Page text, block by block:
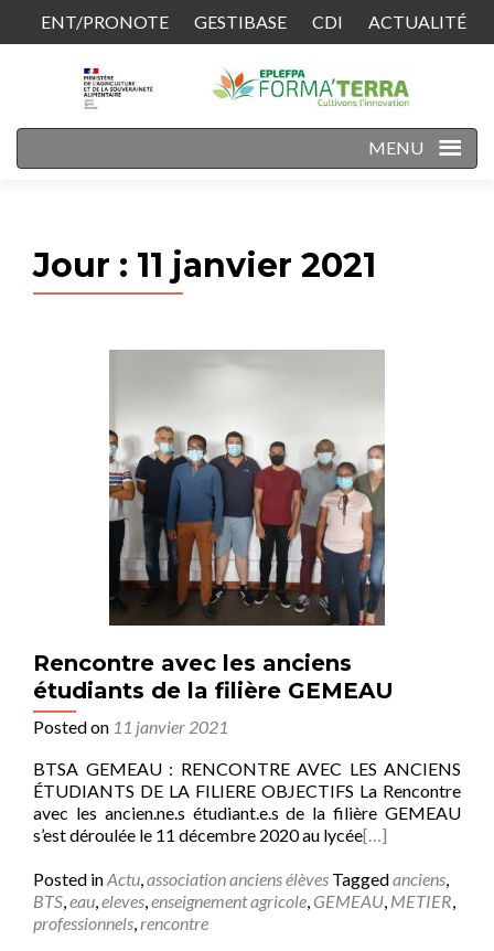
ENT/PRONOTE GESTIBASE CDI ACTUALITÉ
MENU
Jour : 11 janvier 2021
Rencontre avec les anciens
étudiants de la filière GEMEAU
Posted on 11 janvier 2021
BTSA GEMEAU : RENCONTRE AVEC LES ANCIENS
ÉTUDIANTS DE LA FILIERE OBJECTIFS La Rencontre
avec les ancien.ne.s étudiant.e.s de la filière GEMEAU
s’est déroulée le 11 décembre 2020 au lycée[…]
Posted inActu,association anciens élèves Taggedanciens,
BTS,eau,eleves,enseignement agricole, GEMEAU, METIER,
professionnels,rencontre